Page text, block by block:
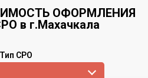
ОФОРМЛЕНИЯ
в г.Махачкала
Тип СРО